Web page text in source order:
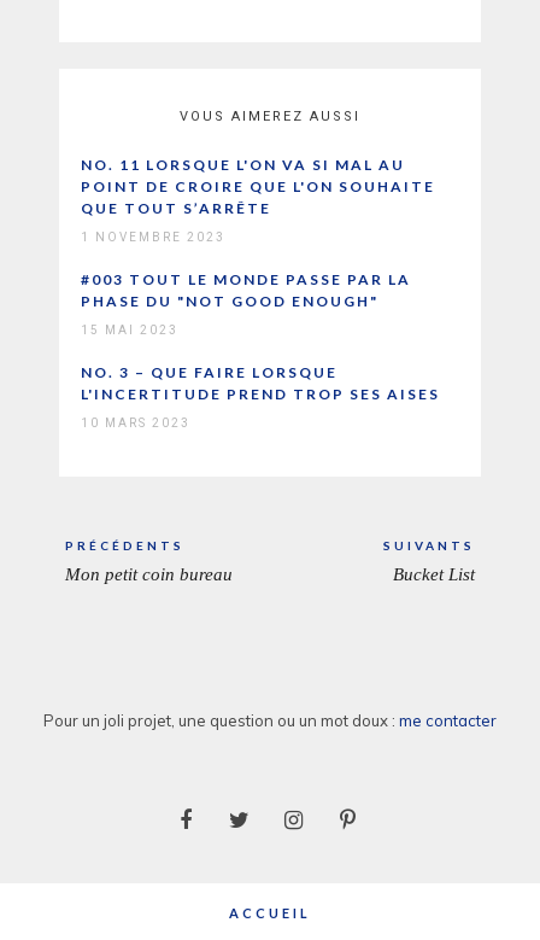
VOUS AIMEREZ AUSSI
NO. 11 LORSQUE L'ON VA SI MAL AU
POINT DE CROIRE QUE L'ON SOUHAITE
QUE TOUT S’ARRÊTE
1 NOVEMBRE 2023
#003 TOUT LE MONDE PASSE PAR LA
PHASE DU "NOT GOOD ENOUGH"
15 MAI 2023
NO. 3 – QUE FAIRE LORSQUE
L'INCERTITUDE PREND TROP SES AISES
10 MARS 2023
l’article
PRÉCÉDENTS
ARTICLE
Mon petit coin bureau
SUIVANTS
Bucket List
Pour un joli projet, une question ou un mot doux : me contacter
ACCUEIL